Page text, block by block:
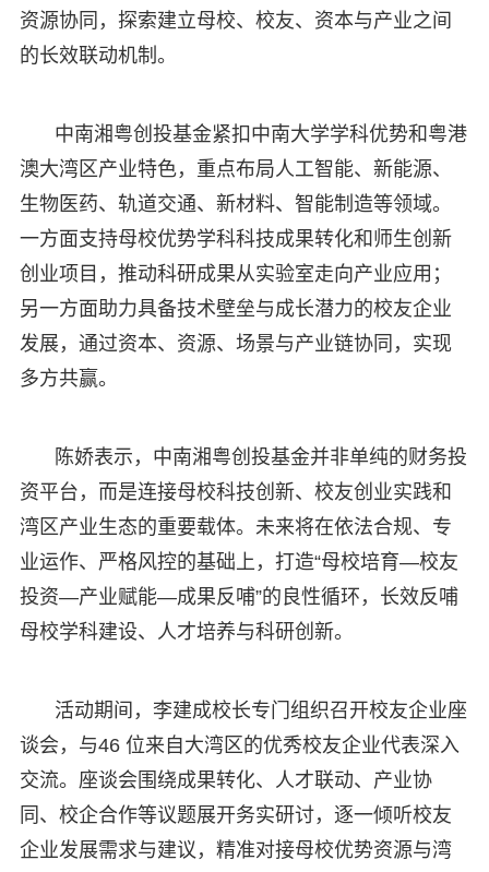
资源协同，探索建立母校、校友、资本与产业之间
的长效联动机制。
中南湘粤创投基金紧扣中南大学学科优势和粤港
澳大湾区产业特色，重点布局人工智能、新能源、
生物医药、轨道交通、新材料、智能制造等领域。
一方面支持母校优势学科科技成果转化和师生创新
创业项目，推动科研成果从实验室走向产业应用；
另一方面助力具备技术壁垒与成长潜力的校友企业
发展，通过资本、资源、场景与产业链协同，实现
多方共赢。
陈娇表示，中南湘粤创投基金并非单纯的财务投
资平台，而是连接母校科技创新、校友创业实践和
湾区产业生态的重要载体。未来将在依法合规、专
业运作、严格风控的基础上，打造“母校培育—校友
投资—产业赋能—成果反哺”的良性循环，长效反哺
母校学科建设、人才培养与科研创新。
活动期间，李建成校长专门组织召开校友企业座
谈会，与46 位来自大湾区的优秀校友企业代表深入
交流。座谈会围绕成果转化、人才联动、产业协
同、校企合作等议题展开务实研讨，逐一倾听校友
企业发展需求与建议，精准对接母校优势资源与湾